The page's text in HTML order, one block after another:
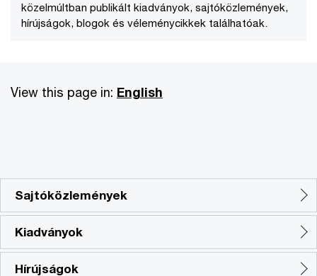
közelmúltban publikált kiadványok, sajtóközlemények,
hírújságok, blogok és véleménycikkek találhatóak.
View this page in: English
Sajtóközlemények
Kiadványok
Hírújságok